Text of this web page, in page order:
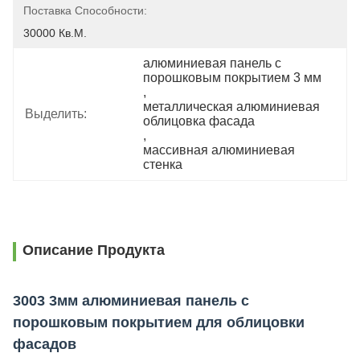
Поставка Способности:
30000 Кв.м.
Выделить:
алюминиевая панель с
порошковым покрытием 3 мм
,
металлическая алюминиевая
облицовка фасада
,
массивная алюминиевая
стенка
Описание Продукта
3003 3мм алюминиевая панель с
порошковым покрытием для облицовки
фасадов